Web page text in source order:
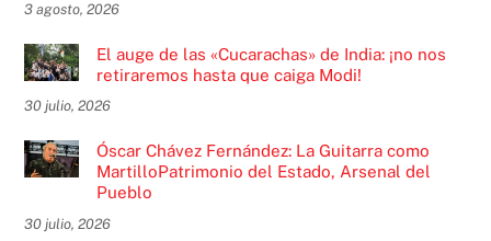
3 agosto, 2026
El auge de las «Cucarachas» de India: ¡no nos
retiraremos hasta que caiga Modi!
30 julio, 2026
Óscar Chávez Fernández: La Guitarra como
MartilloPatrimonio del Estado, Arsenal del
Pueblo
30 julio, 2026